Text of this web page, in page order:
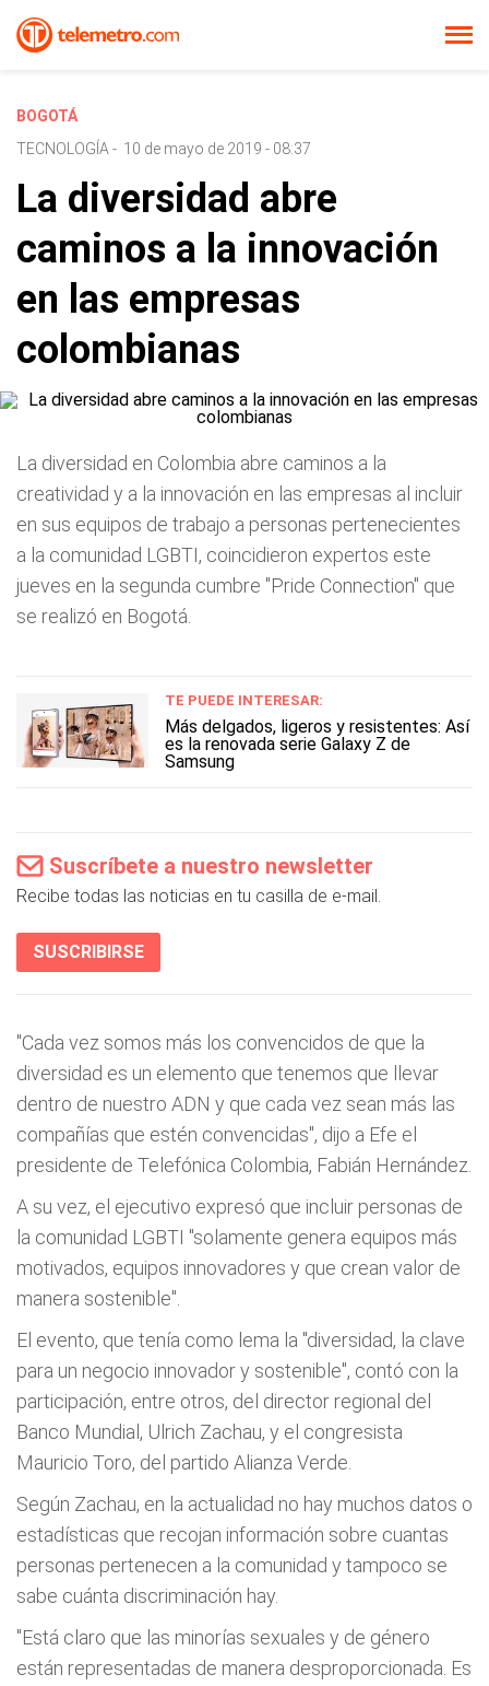
BOGOTÁ
TECNOLOGÍA - 10 de mayo de 2019 - 08:37
La diversidad abre
caminos a la innovación
en las empresas
colombianas
La diversidad en Colombia abre caminos a la
creatividad y a la innovación en las empresas al incluir
en sus equipos de trabajo a personas pertenecientes
a la comunidad LGBTI, coincidieron expertos este
jueves en la segunda cumbre "Pride Connection" que
se realizó en Bogotá.
TE PUEDE INTERESAR:
Más delgados, ligeros y resistentes: Así
es la renovada serie Galaxy Z de
Samsung
Suscríbete a nuestro newsletter
Recibe todas las noticias en tu casilla de e-mail.
SUSCRIBIRSE
"Cada vez somos más los convencidos de que la
diversidad es un elemento que tenemos que llevar
dentro de nuestro ADN y que cada vez sean más las
compañías que estén convencidas", dijo a Efe el
presidente de Telefónica Colombia, Fabián Hernández.
A su vez, el ejecutivo expresó que incluir personas de
la comunidad LGBTI "solamente genera equipos más
motivados, equipos innovadores y que crean valor de
manera sostenible".
El evento, que tenía como lema la "diversidad, la clave
para un negocio innovador y sostenible", contó con la
participación, entre otros, del director regional del
Banco Mundial, Ulrich Zachau, y el congresista
Mauricio Toro, del partido Alianza Verde.
Según Zachau, en la actualidad no hay muchos datos o
estadísticas que recojan información sobre cuantas
personas pertenecen a la comunidad y tampoco se
sabe cuánta discriminación hay.
"Está claro que las minorías sexuales y de género
están representadas de manera desproporcionada. Es